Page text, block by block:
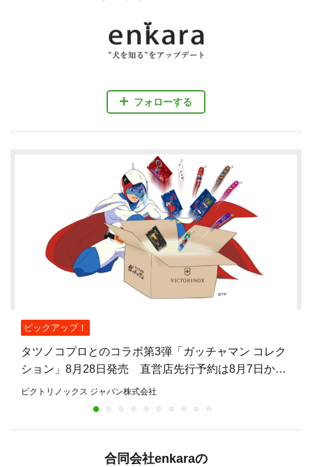
フォローする
ピックアップ！
タツノコプロとのコラボ第3弾「ガッチャマン コレク
ション」8月28日発売 直営店先行予約は8月7日から
8月27日まで
ビクトリノックス ジャパン株式会社
合同会社enkaraの